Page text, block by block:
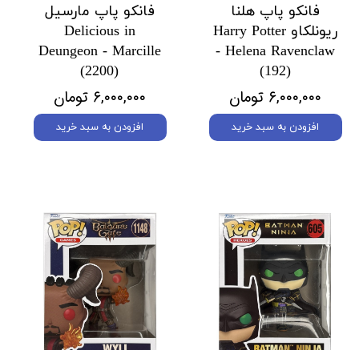
فانکو پاپ هلنا
ریونلکاو Harry Potter
- Helena Ravenclaw
(192)
۶,۰۰۰,۰۰۰ تومان
افزودن به سبد خرید
فانکو پاپ مارسیل
Delicious in
Deungeon - Marcille
(2200)
۶,۰۰۰,۰۰۰ تومان
افزودن به سبد خرید